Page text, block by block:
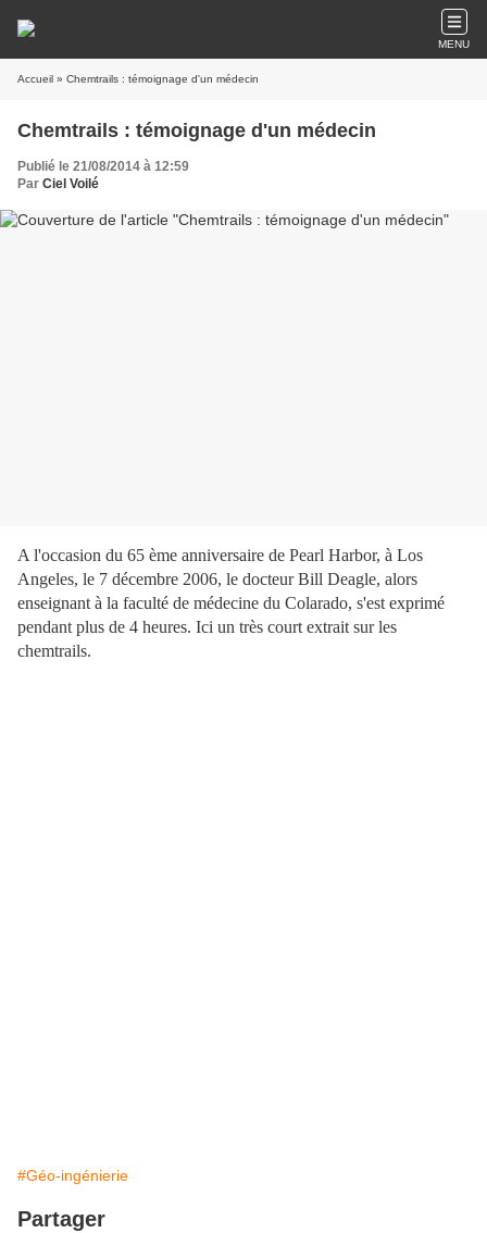
MENU
Accueil » Chemtrails : témoignage d'un médecin
Chemtrails : témoignage d'un médecin
Publié le 21/08/2014 à 12:59
Par Ciel Voilé
A l'occasion du 65 ème anniversaire de Pearl Harbor, à Los
Angeles, le 7 décembre 2006, le docteur Bill Deagle, alors
enseignant à la faculté de médecine du Colarado, s'est exprimé
pendant plus de 4 heures. Ici un très court extrait sur les
chemtrails.
#Géo-ingénierie
Partager